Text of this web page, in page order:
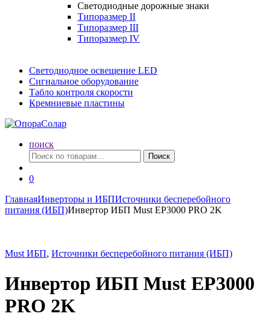
Светодиодные дорожные знаки
Типоразмер II
Типоразмер III
Типоразмер IV
Светодиодное освещение LED
Сигнальное оборудование
Табло контроля скорости
Кремниевые пластины
поиск
Искать:
Поиск
0
ГлавнаяИнверторы и ИБПИсточники бесперебойного
питания (ИБП)Инвертор ИБП Must EP3000 PRO 2K
Must ИБП, Источники бесперебойного питания (ИБП)
Инвертор ИБП Must EP3000
PRO 2K